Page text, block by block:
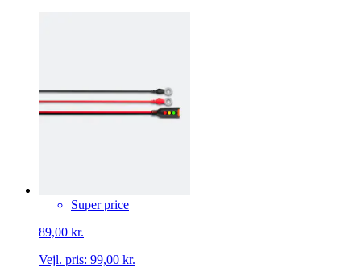
Super price
89,00 kr.
Vejl. pris: 99,00 kr.